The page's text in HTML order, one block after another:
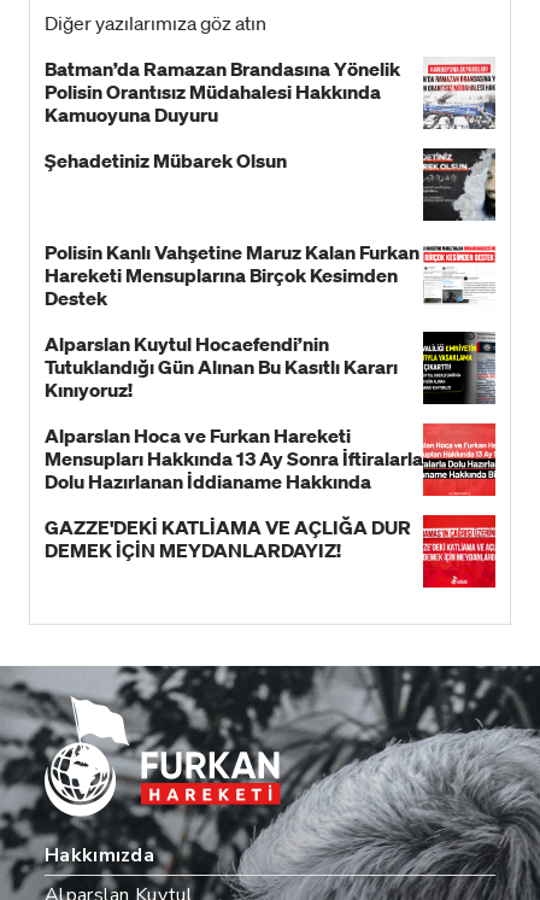
Diğer yazılarımıza göz atın
Batman’da Ramazan Brandasına Yönelik
Polisin Orantısız Müdahalesi Hakkında
Kamuoyuna Duyuru
Şehadetiniz Mübarek Olsun
Polisin Kanlı Vahşetine Maruz Kalan Furkan
Hareketi Mensuplarına Birçok Kesimden
Destek
Alparslan Kuytul Hocaefendi’nin
Tutuklandığı Gün Alınan Bu Kasıtlı Kararı
Kınıyoruz!
Alparslan Hoca ve Furkan Hareketi
Mensupları Hakkında 13 Ay Sonra İftiralarla
Dolu Hazırlanan İddianame Hakkında
GAZZE'DEKİ KATLİAMA VE AÇLIĞA DUR
DEMEK İÇİN MEYDANLARDAYIZ!
Hakkımızda
Alparslan Kuytul